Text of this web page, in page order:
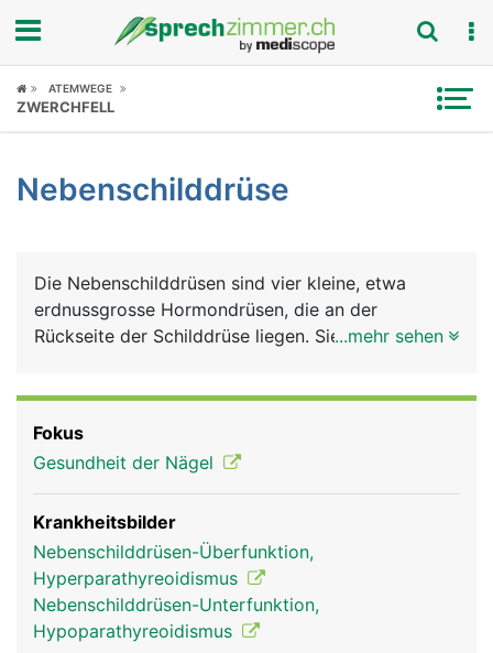
Fokus
Symptome
News
Rubriken
ATEMWEGE
ZWERCHFELL
Nebenschilddrüse
Die Nebenschilddrüsen sind vier kleine, etwa
erdnussgrosse Hormondrüsen, die an der
Rückseite der Schilddrüse liegen. Sie produzieren
Zahnaufbau, für die Nerven- und Muskelfunktion
und für die Blutgerinnung. Ausserdem ermöglicht
das Parathormon gemeinsam mit dem Vitamin D
die Kalziumaufnahme aus der Nahrung. Das
Vitamin D wird grösstenteils unter Lichteinfluss in
der Haut gebildet. Wird zu wenig Kalzium über die
Ernährung zugeführt, bewirkt das Parathormon die
Abgabe von Kalzium aus den Knochen ins Blut.
...mehr sehen
Fokus
Gesundheit der Nägel
Krankheitsbilder
Nebenschilddrüsen-Überfunktion,
Hyperparathyreoidismus
Nebenschilddrüsen-Unterfunktion,
Hypoparathyreoidismus